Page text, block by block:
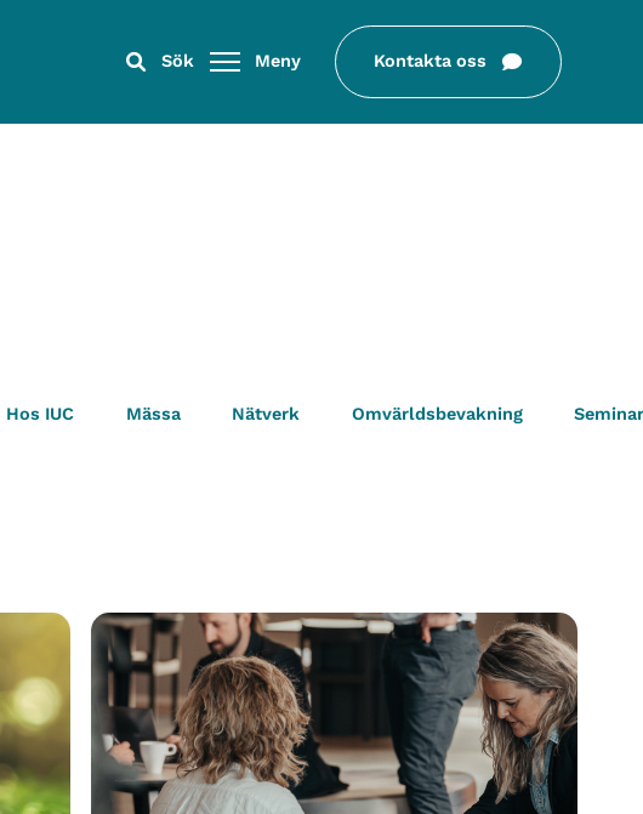
Sök Meny Kontakta oss
Hos IUC Mässa Nätverk Omvärldsbevakning